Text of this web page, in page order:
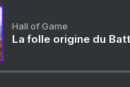
Hall of Game
La folle origine du